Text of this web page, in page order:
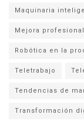
Maquinaria
Mejora
Robótica en la
Teletrabajo
Tendencias de
Transformación